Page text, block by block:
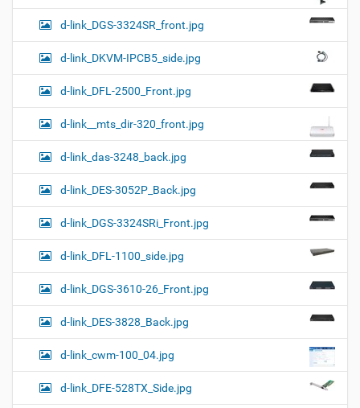
d-link_DGS-3324SR_front.jpg
d-link_DKVM-IPCB5_side.jpg
d-link_DFL-2500_Front.jpg
d-link__mts_dir-320_front.jpg
d-link_das-3248_back.jpg
d-link_DES-3052P_Back.jpg
d-link_DGS-3324SRi_Front.jpg
d-link_DFL-1100_side.jpg
d-link_DGS-3610-26_Front.jpg
d-link_DES-3828_Back.jpg
d-link_cwm-100_04.jpg
d-link_DFE-528TX_Side.jpg